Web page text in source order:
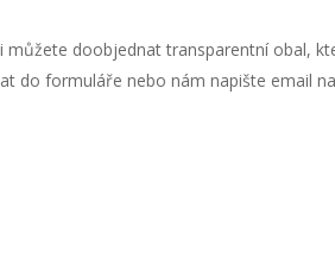
můžete doobjednat transparentní obal,
do formuláře nebo nám napište email na